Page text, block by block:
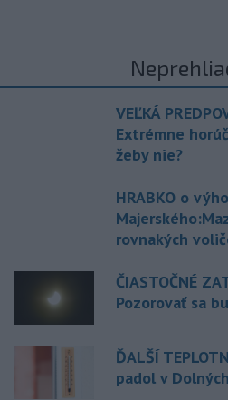
VEĽKÁ
Extrémne
žeby nie?
HRABKO o
rovnakých
ČIASTOČNÉ
Pozorovať sa
ĎALŠÍ
padol v